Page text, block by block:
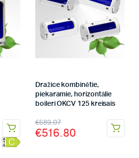
C
Dražice kombinētie,
piekaramie, horizontālie
boileri OKCV 125 kreisais
€689.07
€516.80